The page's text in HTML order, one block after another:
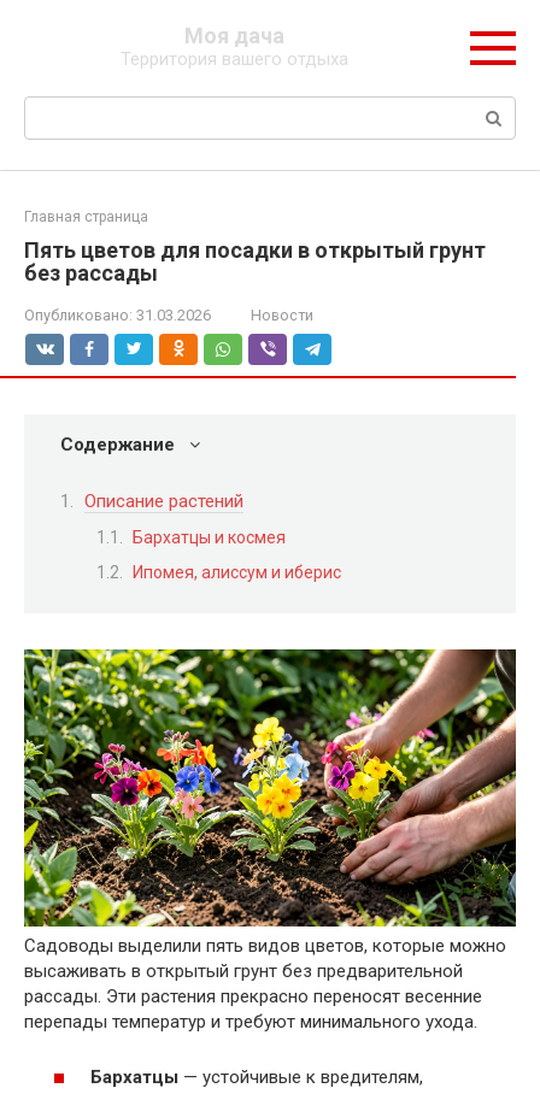
Моя дача
Территория вашего отдыха
Поиск:
Главная страница
Пять цветов для посадки в открытый грунт
без рассады
Опубликовано: 31.03.2026 Новости
Содержание
Описание растений
Бархатцы и космея
Ипомея, алиссум и иберис
Садоводы выделили пять видов цветов, которые можно
высаживать в открытый грунт без предварительной
рассады. Эти растения прекрасно переносят весенние
перепады температур и требуют минимального ухода.
Бархатцы — устойчивые к вредителям,